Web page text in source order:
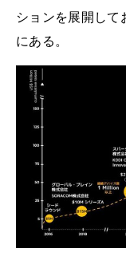
ションを展開し
にある。